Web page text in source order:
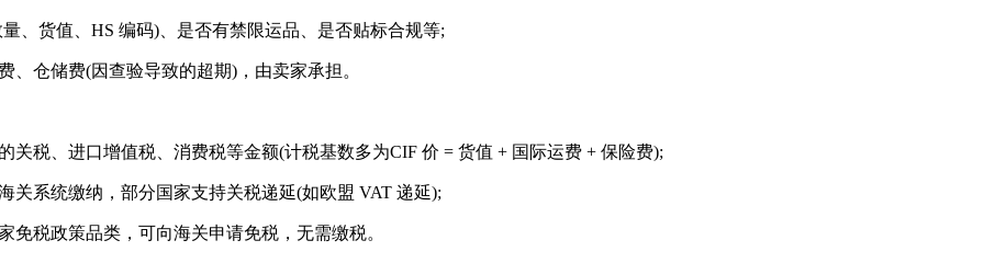
货值、HS 编码)、是否有禁限运品、是否贴标合规等;
仓储费(因查验导致的超期)，由卖家承担。
税、进口增值税、消费税等金额(计税基数多为CIF 价 = 货值 + 国际运费 + 保险费);
系统缴纳，部分国家支持关税递延(如欧盟 VAT 递延);
税政策品类，可向海关申请免税，无需缴税。